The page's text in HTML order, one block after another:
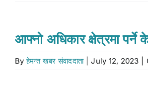
आफ्नो अधिकार क्षेत्रमा
Byहेमन्त खबर संवाददाता July 12, 2023